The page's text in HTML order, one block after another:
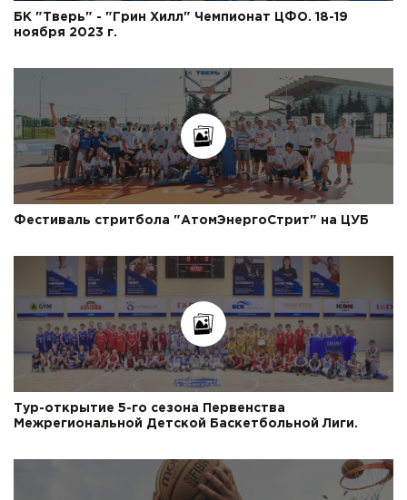
БК "Тверь" - "Грин Хилл" Чемпионат ЦФО. 18-19
ноября 2023 г.
Фестиваль стритбола "АтомЭнергоСтрит" на ЦУБ
Тур-открытие 5-го сезона Первенства
Межрегиональной Детской Баскетбольной Лиги.